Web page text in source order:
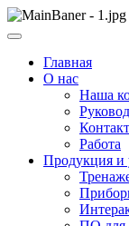
Skip
to
ООО НПП
ООО НПП "АТП" –
Главная
О нас
Наша
Работа
Продукция и